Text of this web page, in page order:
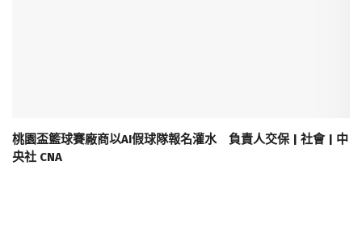
桃園盃籃球賽廠商以AI假球隊報名灌水 負責人交保 | 社會 | 中
央社 CNA